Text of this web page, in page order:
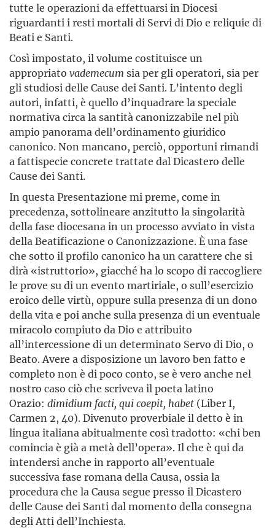
tutte le operazioni da effettuarsi in Diocesi
riguardanti i resti mortali di Servi di Dio e reliquie di
Beati e Santi.
Così impostato, il volume costituisce un
appropriato vademecum sia per gli operatori, sia per
gli studiosi delle Cause dei Santi. L’intento degli
autori, infatti, è quello d’inquadrare la speciale
normativa circa la santità canonizzabile nel più
ampio panorama dell’ordinamento giuridico
canonico. Non mancano, perciò, opportuni rimandi
a fattispecie concrete trattate dal Dicastero delle
Cause dei Santi.
In questa Presentazione mi preme, come in
precedenza, sottolineare anzitutto la singolarità
della fase diocesana in un processo avviato in vista
della Beatificazione o Canonizzazione. È una fase
che sotto il profilo canonico ha un carattere che si
dirà «istruttorio», giacché ha lo scopo di raccogliere
le prove su di un evento martiriale, o sull’esercizio
eroico delle virtù, oppure sulla presenza di un dono
della vita e poi anche sulla presenza di un eventuale
miracolo compiuto da Dio e attribuito
all’intercessione di un determinato Servo di Dio, o
Beato. Avere a disposizione un lavoro ben fatto e
completo non è di poco conto, se è vero anche nel
nostro caso ciò che scriveva il poeta latino
Orazio: dimidium facti, qui coepit, habet (Liber I,
Carmen 2, 40). Divenuto proverbiale il detto è in
lingua italiana abitualmente così tradotto: «chi ben
comincia è già a metà dell’opera». Il che è qui da
intendersi anche in rapporto all’eventuale
successiva fase romana della Causa, ossia la
procedura che la Causa segue presso il Dicastero
delle Cause dei Santi dal momento della consegna
degli Atti dell’Inchiesta.